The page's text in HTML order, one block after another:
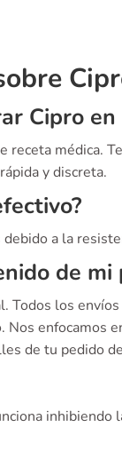
Cipro
receta médica.
y discreta.
a la
de mi
Todos los
enfocamos
de tu pedido
inhibiendo